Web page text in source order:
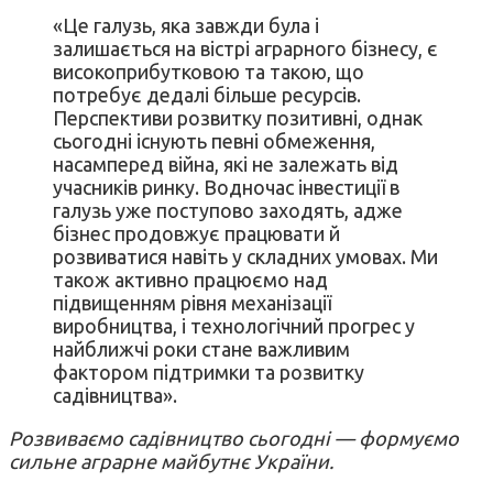
«Це галузь, яка завжди була і
залишається на вістрі аграрного бізнесу, є
високоприбутковою та такою, що
потребує дедалі більше ресурсів.
Перспективи розвитку позитивні, однак
сьогодні існують певні обмеження,
насамперед війна, які не залежать від
учасників ринку. Водночас інвестиції в
галузь уже поступово заходять, адже
бізнес продовжує працювати й
розвиватися навіть у складних умовах. Ми
також активно працюємо над
підвищенням рівня механізації
виробництва, і технологічний прогрес у
найближчі роки стане важливим
фактором підтримки та розвитку
садівництва».
Розвиваємо садівництво сьогодні — формуємо
сильне аграрне майбутнє України.